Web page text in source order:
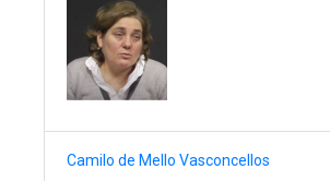
Camilo de Mello Vasconcellos